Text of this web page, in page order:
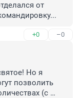
от
+0 –0
Но я
позволить
(с